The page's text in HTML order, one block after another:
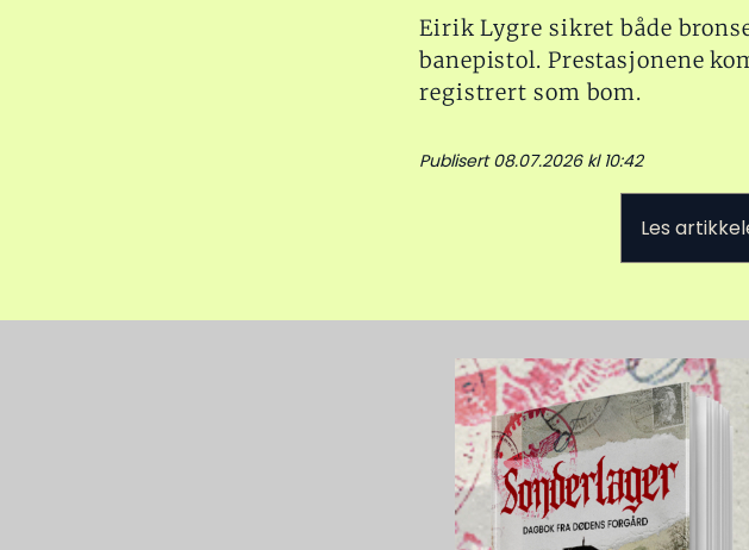
Eirik Lygre sikret både
banepistol. Prestasjonene
registrert som bom.
Publisert 08.07.2026 kl 10:42
Les